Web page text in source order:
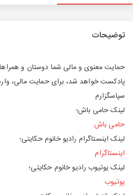
توضیحات
حمایت معنوی و مالی شما دوستان و
پادکست خواهد شد، برای حمایت مالی،
سپاسگزارم
لینک حامی باش؛
حامی باش
لینک اینستاگرام رادیو خانوم حکایتی؛
اینستاگرام
لینک یوتیوب رادیو خانوم حکایتی؛
یوتیوب